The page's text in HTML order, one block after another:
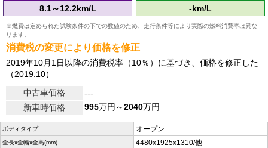
8.1～12.2km/L -km/L
※燃費は定められた試験条件の下での数値のため、走行条件等により実際の燃料消費率は異な
ります。
消費税の変更により価格を修正
2019年10月1日以降の消費税率（10％）に基づき、価格を修正した
（2019.10）
中古車価格
---
新車時価格
995万円～2040万円
ボディタイプ オープン
全長x全幅x全高(mm) 4480x1925x1310/他